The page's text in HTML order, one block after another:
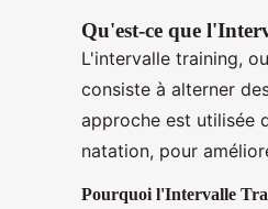
Qu'est-ce que
L'intervalle training,
consiste à alterner
approche est utilisée
natation, pour
Pourquoi l'Intervalle